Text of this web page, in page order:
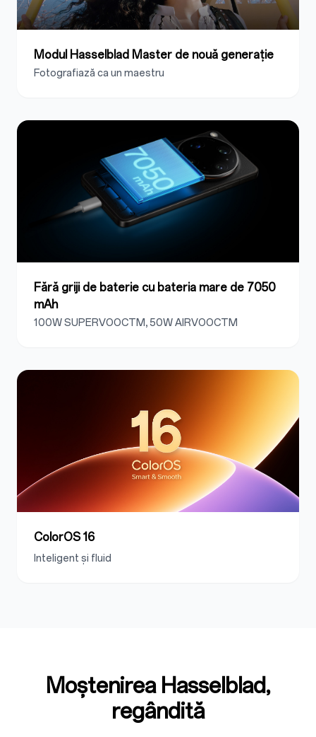
Modul Hasselblad Master de nouă generație
Fotografiază ca un maestru
Fără griji de baterie cu bateria mare de 7050
mAh
100W SUPERVOOCTM, 50W AIRVOOCTM
ColorOS 16
Inteligent și fluid
Moștenirea Hasselblad,
regândită